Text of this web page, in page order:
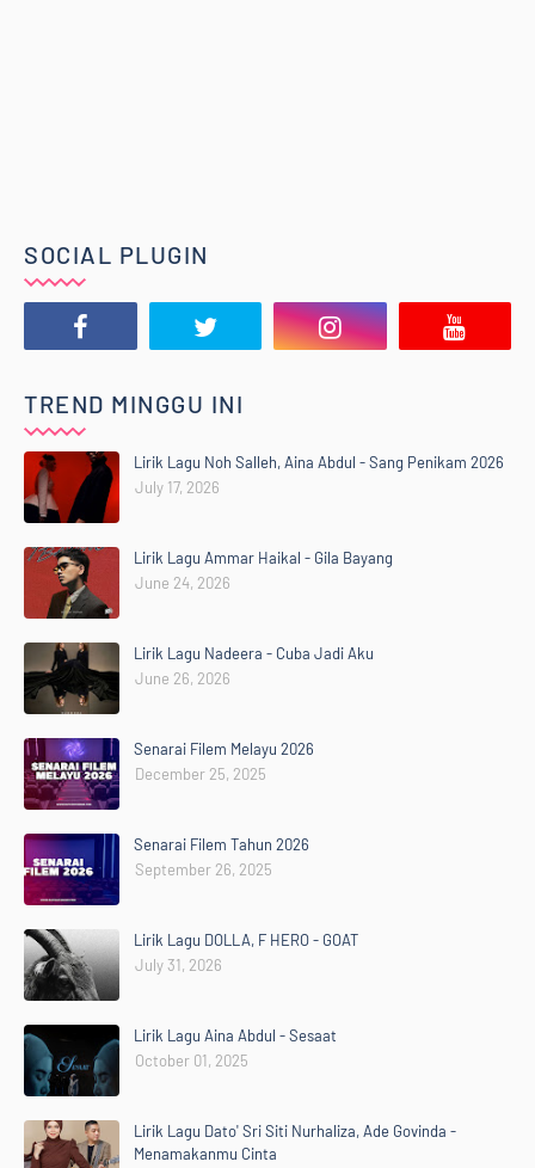
SOCIAL PLUGIN
TREND MINGGU INI
Lirik Lagu Noh Salleh, Aina Abdul - Sang Penikam 2026
July 17, 2026
Lirik Lagu Ammar Haikal - Gila Bayang
June 24, 2026
Lirik Lagu Nadeera - Cuba Jadi Aku
June 26, 2026
Senarai Filem Melayu 2026
December 25, 2025
Senarai Filem Tahun 2026
September 26, 2025
Lirik Lagu DOLLA, F HERO - GOAT
July 31, 2026
Lirik Lagu Aina Abdul - Sesaat
October 01, 2025
Lirik Lagu Dato' Sri Siti Nurhaliza, Ade Govinda -
Menamakanmu Cinta